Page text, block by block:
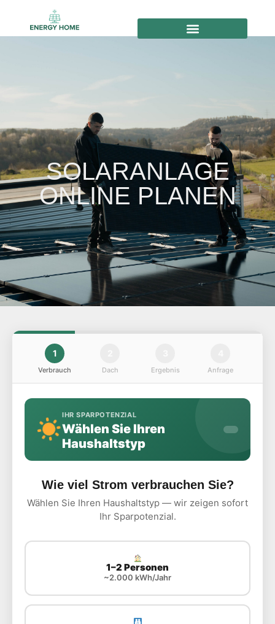
SOLARANLAGE
ONLINE PLANEN
1
Verbrauch Dach Ergebnis Anfrage
IHR SPARPOTENZIAL
Wählen Sie Ihren
Haushaltstyp
Wie viel Strom verbrauchen Sie?
Wählen Sie Ihren Haushaltstyp — wir zeigen sofort
Ihr Sparpotenzial.
1–2 Personen
~2.000 kWh/Jahr